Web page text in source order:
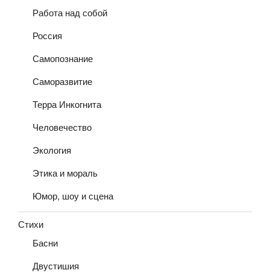
Работа над собой
Россия
Самопознание
Саморазвитие
Терра Инкогнита
Человечество
Экология
Этика и мораль
Юмор, шоу и сцена
Стихи
Басни
Двустишия